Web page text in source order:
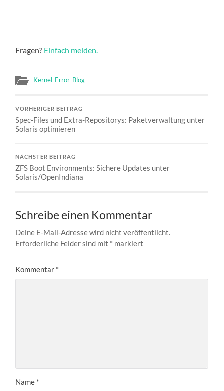
Fragen? Einfach melden.
Kernel-Error-Blog
VORHERIGER BEITRAG
Spec-Files und Extra-Repositorys: Paketverwaltung unter
Solaris optimieren
NÄCHSTER BEITRAG
ZFS Boot Environments: Sichere Updates unter
Solaris/OpenIndiana
Schreibe einen Kommentar
Deine E-Mail-Adresse wird nicht veröffentlicht.
Erforderliche Felder sind mit * markiert
Kommentar *
Name *